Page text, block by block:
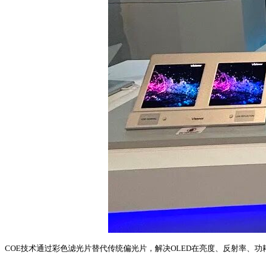
COE技术通过彩色滤光片替代传统偏光片，解决OLED在亮度、反射率、